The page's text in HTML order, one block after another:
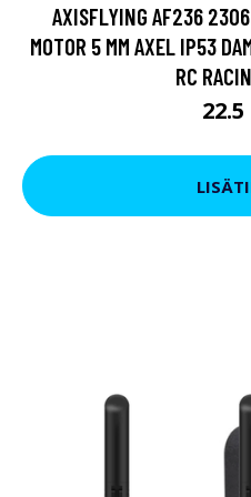
AXISFLYING AF236
MOTOR 5 MM AXEL IP53
RC
22.5